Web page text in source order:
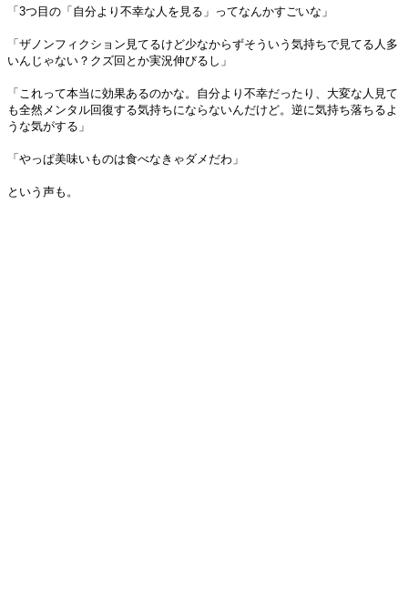
「3つ目の「自分より不幸な人を見る」ってなんかすごいな」
「ザノンフィクション見てるけど少なからずそういう気持ちで見てる人多
いんじゃない？クズ回とか実況伸びるし」
「これって本当に効果あるのかな。自分より不幸だったり、大変な人見て
も全然メンタル回復する気持ちにならないんだけど。逆に気持ち落ちるよ
うな気がする」
「やっぱ美味いものは食べなきゃダメだわ」
という声も。